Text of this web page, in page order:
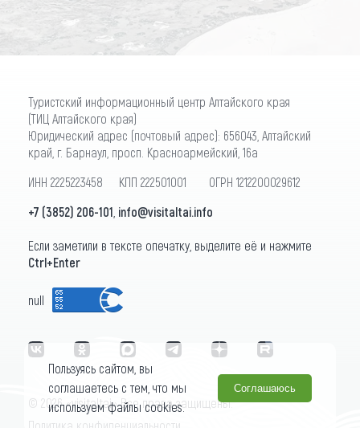
Туристский информационный центр Алтайского края
(ТИЦ Алтайского края)
Юридический адрес (почтовый адрес): 656043, Алтайский
край, г. Барнаул, просп. Красноармейский, 16а
ИНН 2225223458 КПП 222501001 ОГРН 1212200029612
+7 (3852) 206-101 info@visitaltai.info
Если заметили в тексте опечатку, выделите её и нажмите
Ctrl+Enter
null
© 2026 «visitaltai» Все права защищены.
Пользуясь сайтом, вы
соглашаетесь с тем, что мы
используем файлы cookies.
Соглашаюсь